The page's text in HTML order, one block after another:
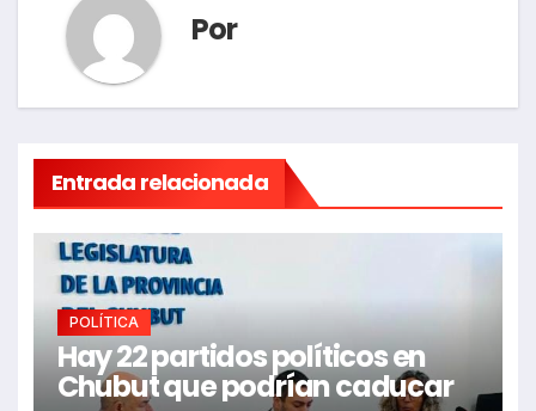
Por
Entrada relacionada
POLÍTICA
Hay 22 partidos políticos en
Chubut que podrían caducar